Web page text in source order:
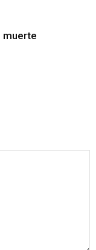
muerte